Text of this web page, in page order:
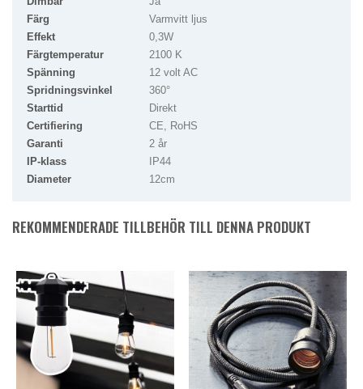
Färg
Varmvitt ljus
Effekt
0,3W
Färgtemperatur
2100 K
Spänning
12 volt AC
Spridningsvinkel
360°
Starttid
Direkt
Certifiering
CE, RoHS
Garanti
2 år
IP-klass
IP44
Diameter
12cm
REKOMMENDERADE TILLBEHÖR TILL DENNA PRODUKT